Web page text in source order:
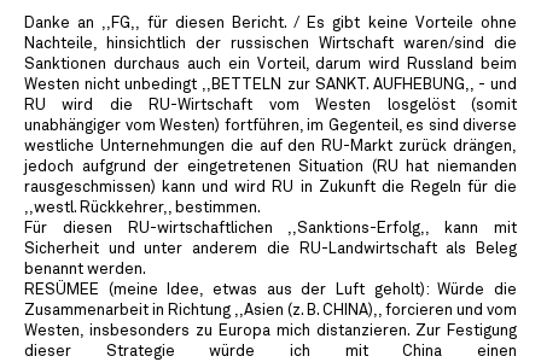
Danke an ,,FG,, für diesen Bericht. / Es gibt keine Vorteile ohne
Nachteile, hinsichtlich der russischen Wirtschaft waren/sind die
Sanktionen durchaus auch ein Vorteil, darum wird Russland beim
Westen nicht unbedingt ,,BETTELN zur SANKT. AUFHEBUNG,, - und
RU wird die RU-Wirtschaft vom Westen losgelöst (somit
unabhängiger vom Westen) fortführen, im Gegenteil, es sind diverse
westliche Unternehmungen die auf den RU-Markt zurück drängen,
jedoch aufgrund der eingetretenen Situation (RU hat niemanden
rausgeschmissen) kann und wird RU in Zukunft die Regeln für die
,,westl. Rückkehrer,, bestimmen.
Für diesen RU-wirtschaftlichen ,,Sanktions-Erfolg,, kann mit
Sicherheit und unter anderem die RU-Landwirtschaft als Beleg
benannt werden.
RESÜMEE (meine Idee, etwas aus der Luft geholt): Würde die
Zusammenarbeit in Richtung ,,Asien (z. B. CHINA),, forcieren und vom
Westen, insbesonders zu Europa mich distanzieren. Zur Festigung
dieser Strategie würde ich mit China einen